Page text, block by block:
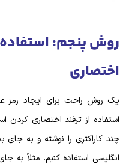
روش پنجم: استفاده
اختصاری
یک روش راحت برای ایجاد رمز
استفاده از ترفند اختصاری کردن
چند کاراکتری را نوشته و به جای